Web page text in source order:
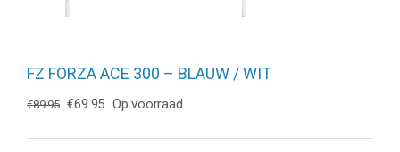
FZ FORZA ACE 300 – BLAUW / WIT
€89.95 Oorspronkelijke
was:
€69.95Huidige
is:
Op voorraad